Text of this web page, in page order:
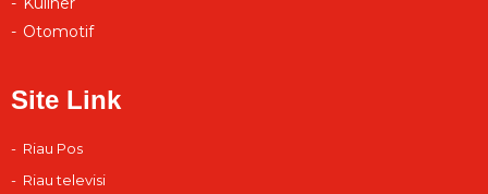
Otomotif
Site Link
Riau Pos
Riau televisi